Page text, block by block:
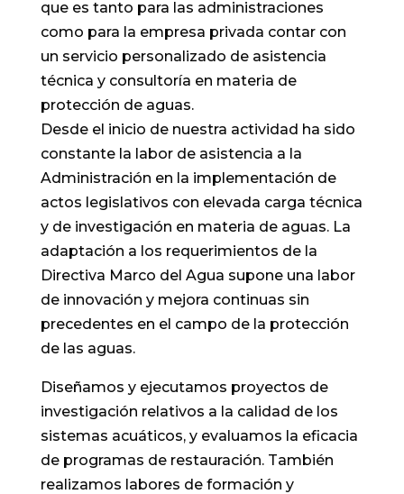
que es tanto para las administraciones
como para la empresa privada contar con
un servicio personalizado de asistencia
técnica y consultoría en materia de
protección de aguas.
Desde el inicio de nuestra actividad ha sido
constante la labor de asistencia a la
Administración en la implementación de
actos legislativos con elevada carga técnica
y de investigación en materia de aguas. La
adaptación a los requerimientos de la
Directiva Marco del Agua supone una labor
de innovación y mejora continuas sin
precedentes en el campo de la protección
de las aguas.
Diseñamos y ejecutamos proyectos de
investigación relativos a la calidad de los
sistemas acuáticos, y evaluamos la eficacia
de programas de restauración. También
realizamos labores de formación y